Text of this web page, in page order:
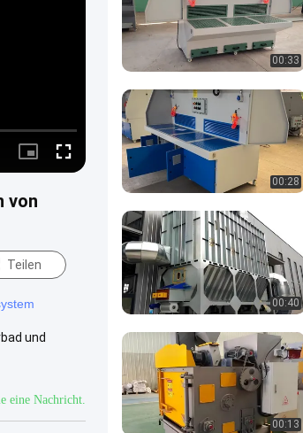
Picture- Fullscreen
von
Teilen
und
eine Nachricht.
00:33
00:28
00:40
00:13